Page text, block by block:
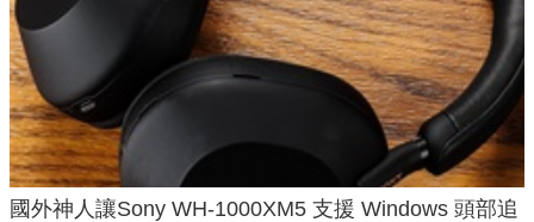
國外神人讓Sony WH-1000XM5 支援 Windows 頭部追